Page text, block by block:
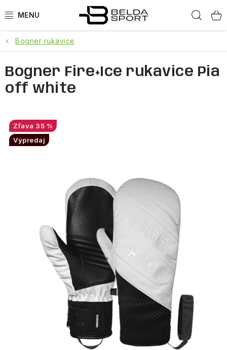
na
ŠPORTY
BEH
GOLDBERGH
OBLEČENIE
NAŠE SLUŽBY
VÝPREDAJ
Vrátenie a výmena Doprava a platba
Blog
Moja objednávka
Bogner rukavice
Bogner Fire+Ice rukavice Pia
off white
35 %
Výpredaj